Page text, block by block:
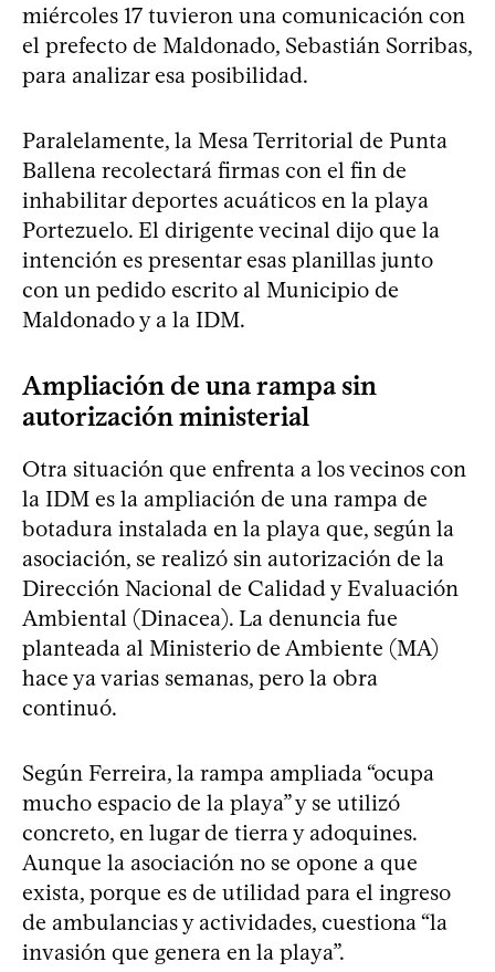
miércoles 17 tuvieron una comunicación con
el prefecto de Maldonado, Sebastián Sorribas,
para analizar esa posibilidad.
Paralelamente, la Mesa Territorial de Punta
Ballena recolectará firmas con el fin de
inhabilitar deportes acuáticos en la playa
Portezuelo. El dirigente vecinal dijo que la
intención es presentar esas planillas junto
con un pedido escrito al Municipio de
Maldonado y a la IDM.
Ampliación de una rampa sin
autorización ministerial
Otra situación que enfrenta a los vecinos con
la IDM es la ampliación de una rampa de
botadura instalada en la playa que, según la
asociación, se realizó sin autorización de la
Dirección Nacional de Calidad y Evaluación
Ambiental (Dinacea). La denuncia fue
planteada al Ministerio de Ambiente (MA)
hace ya varias semanas, pero la obra
continuó.
Según Ferreira, la rampa ampliada “ocupa
mucho espacio de la playa” y se utilizó
concreto, en lugar de tierra y adoquines.
Aunque la asociación no se opone a que
exista, porque es de utilidad para el ingreso
de ambulancias y actividades, cuestiona “la
invasión que genera en la playa”.